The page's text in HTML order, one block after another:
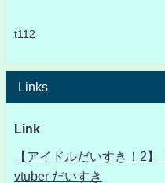
t112
Links
Link
【アイドルだいすき！2】
vtuber だいすき